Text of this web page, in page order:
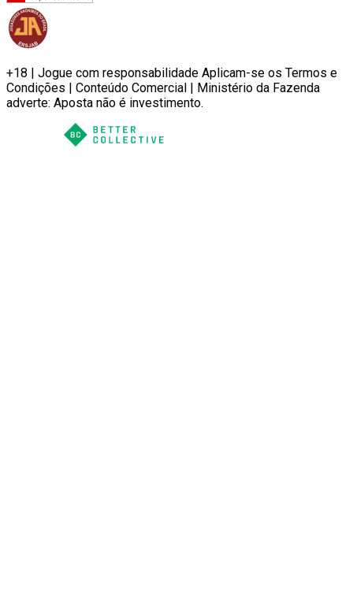
+18 | Jogue com responsabilidade Aplicam-se os Termos e
Condições | Conteúdo Comercial | Ministério da Fazenda
adverte: Aposta não é investimento.